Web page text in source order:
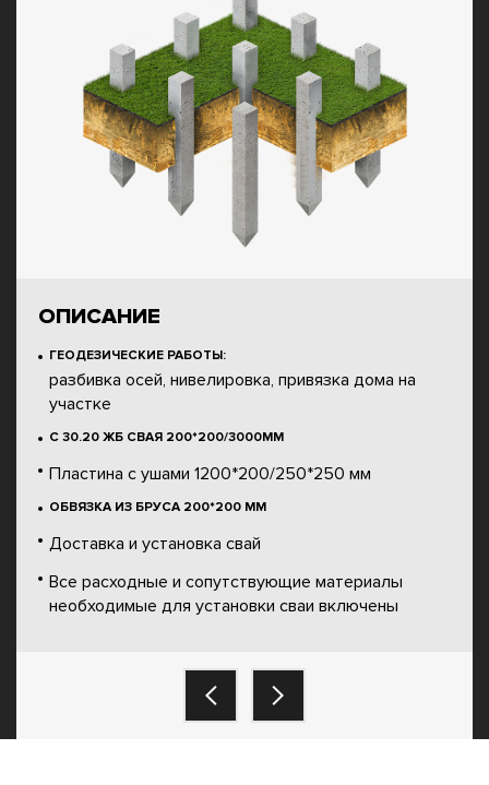
ОПИСАНИЕ
ГЕОДЕЗИЧЕСКИЕ РАБОТЫ:
разбивка осей, нивелировка, привязка дома на
участке
С 30.20 ЖБ СВАЯ 200*200/3000ММ
Пластина с ушами 1200*200/250*250 мм
ОБВЯЗКА ИЗ БРУСА 200*200 ММ
Доставка и установка свай
Все расходные и сопутствующие материалы
необходимые для установки сваи включены